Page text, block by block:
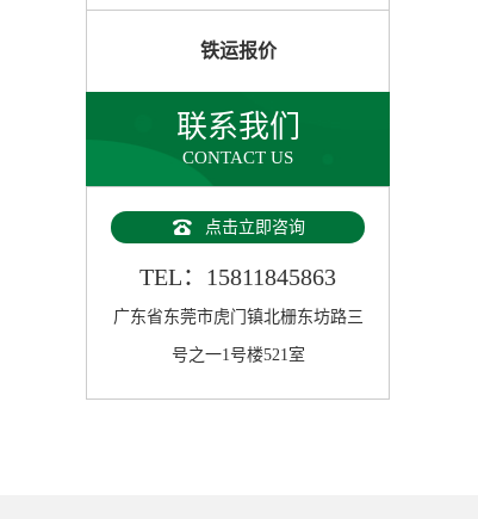
铁运报价
联系我们
CONTACT US
点击立即咨询
TEL：15811845863
广东省东莞市虎门镇北栅东坊路三
号之一1号楼521室